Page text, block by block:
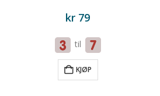
kr 79
til
KJØP